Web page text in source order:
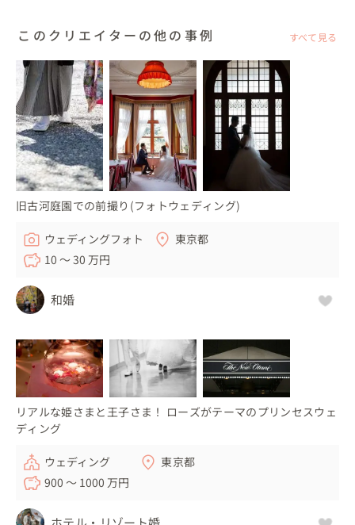
このクリエイターの他の事例 すべて見る
旧古河庭園での前撮り(フォトウェディング)
ウェディングフォト
東京都
10 〜 30 万円
和婚
リアルな姫さまと王子さま！ ローズがテーマのプリンセスウェ
ディング
ウェディング
東京都
900 〜 1000 万円